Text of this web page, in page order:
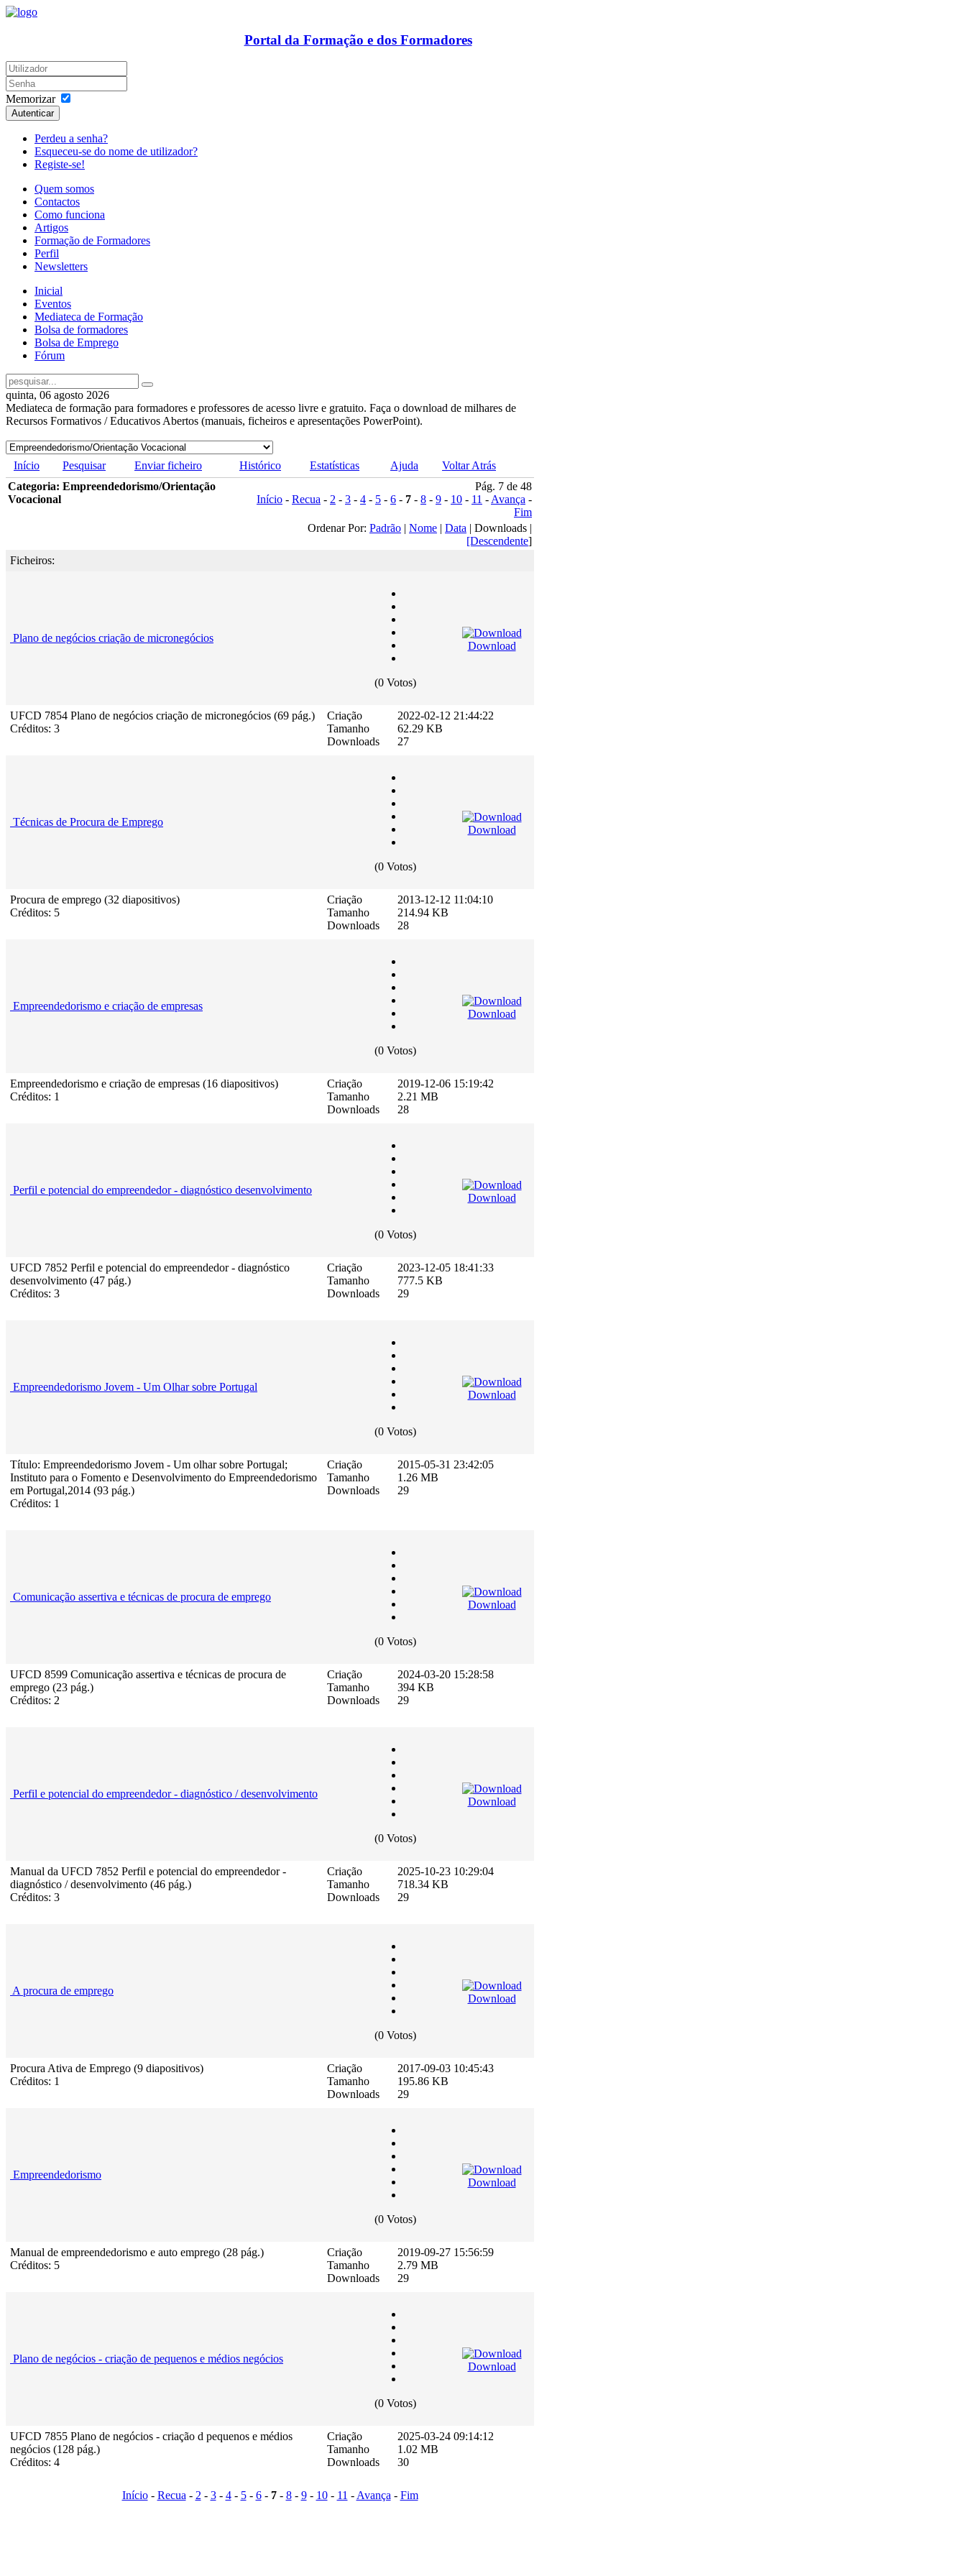
Portal da Formação e dos Formadores
Memorizar
Autenticar
Perdeu a senha?
Esqueceu-se do nome de utilizador?
Registe-se!
Quem somos
Contactos
Como funciona
Artigos
Formação de Formadores
Perfil
Newsletters
Inicial
Eventos
Mediateca de Formação
Bolsa de formadores
Bolsa de Emprego
Fórum
quinta, 06 agosto 2026
Mediateca de formação para formadores e professores de acesso livre e gratuito. Faça o download de milhares de
Recursos Formativos / Educativos Abertos (manuais, ficheiros e apresentações PowerPoint).
Início Pesquisar Enviar ficheiro Histórico Estatísticas Ajuda
Voltar Atrás
Categoria: Empreendedorismo/Orientação
Vocacional
Pág. 7 de 48
Início - Recua - 2 - 3 - 4 - 5 - 6 - 7 - 8 - 9 - 10 - 11 -Avança -
Fim
Ordenar Por: Padrão | Nome | Data | Downloads |
[Descendente]
Ficheiros:
Plano de negócios criação de micronegócios
(0 Votos)
Download
UFCD 7854 Plano de negócios criação de micronegócios (69 pág.)
Créditos: 3
Criação
Tamanho
Downloads
2022-02-12 21:44:22
62.29 KB
27
Técnicas de Procura de Emprego
(0 Votos)
Download
Procura de emprego (32 diapositivos)
Créditos: 5
Criação
Tamanho
Downloads
2013-12-12 11:04:10
214.94 KB
28
Empreendedorismo e criação de empresas
(0 Votos)
Download
Empreendedorismo e criação de empresas (16 diapositivos)
Créditos: 1
Criação
Tamanho
Downloads
2019-12-06 15:19:42
2.21 MB
28
Perfil e potencial do empreendedor - diagnóstico desenvolvimento
(0 Votos)
Download
UFCD 7852 Perfil e potencial do empreendedor - diagnóstico
desenvolvimento (47 pág.)
Créditos: 3
Criação
Tamanho
Downloads
2023-12-05 18:41:33
777.5 KB
29
Empreendedorismo Jovem - Um Olhar sobre Portugal
(0 Votos)
Download
Título: Empreendedorismo Jovem - Um olhar sobre Portugal;
Instituto para o Fomento e Desenvolvimento do Empreendedorismo
em Portugal,2014 (93 pág.)
Créditos: 1
Criação
Tamanho
Downloads
2015-05-31 23:42:05
1.26 MB
29
Comunicação assertiva e técnicas de procura de emprego
(0 Votos)
Download
UFCD 8599 Comunicação assertiva e técnicas de procura de
emprego (23 pág.)
Créditos: 2
Criação
Tamanho
Downloads
2024-03-20 15:28:58
394 KB
29
Perfil e potencial do empreendedor - diagnóstico / desenvolvimento
(0 Votos)
Download
Manual da UFCD 7852 Perfil e potencial do empreendedor -
diagnóstico / desenvolvimento (46 pág.)
Créditos: 3
Criação
Tamanho
Downloads
2025-10-23 10:29:04
718.34 KB
29
A procura de emprego
(0 Votos)
Download
Procura Ativa de Emprego (9 diapositivos)
Créditos: 1
Criação
Tamanho
Downloads
2017-09-03 10:45:43
195.86 KB
29
Empreendedorismo
(0 Votos)
Download
Manual de empreendedorismo e auto emprego (28 pág.)
Créditos: 5
Criação
Tamanho
Downloads
2019-09-27 15:56:59
2.79 MB
29
Plano de negócios - criação de pequenos e médios negócios
(0 Votos)
Download
UFCD 7855 Plano de negócios - criação d pequenos e médios
negócios (128 pág.)
Créditos: 4
Criação
Tamanho
Downloads
2025-03-24 09:14:12
1.02 MB
30
Início- Recua- 2- 3- 4- 5- 6- 7- 8- 9- 10- 11 -Avança- Fim